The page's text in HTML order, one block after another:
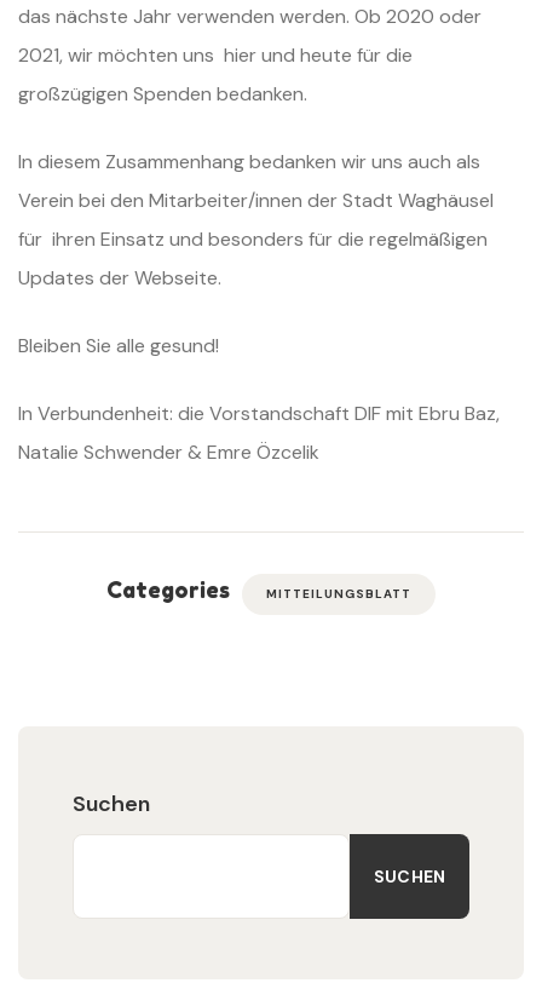
das nächste Jahr verwenden werden. Ob 2020 oder
2021, wir möchten uns hier und heute für die
großzügigen Spenden bedanken.
In diesem Zusammenhang bedanken wir uns auch als
Verein bei den Mitarbeiter/innen der Stadt Waghäusel
für ihren Einsatz und besonders für die regelmäßigen
Updates der Webseite.
Bleiben Sie alle gesund!
In Verbundenheit: die Vorstandschaft DIF mit Ebru Baz,
Natalie Schwender & Emre Özcelik
Categories MITTEILUNGSBLATT
Suchen
SUCHEN